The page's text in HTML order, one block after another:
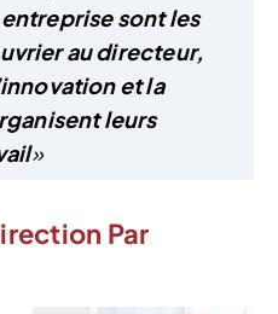
sont les
au directeur,
et la
leurs
»
Par